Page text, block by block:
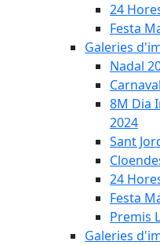
24
Festa
Galeries
Nadal
8M Dia
2024
Sant
24
Festa
Premis
Galeries